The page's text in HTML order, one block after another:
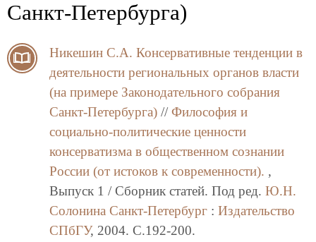
Санкт-Петербурга)
Никешин С.А. Консервативные тенденции в
деятельности региональных органов власти
(на примере Законодательного собрания
Санкт-Петербурга) // Философия и
социально-политические ценности
консерватизма в общественном сознании
России (от истоков к современности). ,
Выпуск 1 / Сборник статей. Под ред. Ю.Н.
Солонина Санкт-Петербург : Издательство
СПбГУ, 2004. C.192-200.